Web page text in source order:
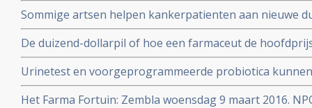
slokdarmkanker
Sommige artsen helpen kankerpatienten aan nieuwe
met een farmaceutisch bedrijf
De duizend-dollarpil of hoe een farmaceut de
genezend medicijn voor hepatitis-C
Urinetest en voorgeprogrammeerde probiotica
stadium opsporen volgens prof. dr. Sangeeta Bhatia
Het Farma Fortuin: Zembla woensdag 9 maart 2016.